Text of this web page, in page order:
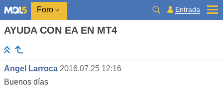
Foro Entrada
AYUDA CON EA EN MT4
Angel Larroca 2016.07.25 12:16
Buenos días